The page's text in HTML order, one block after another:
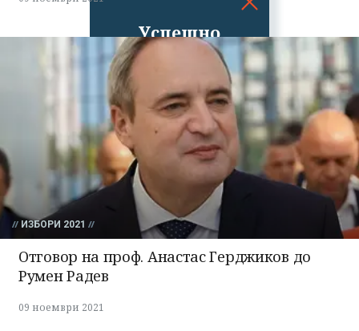
Успешно
излязохте от
профила си!
ИЗБОРИ 2021
Отговор на проф. Анастас Герджиков до
Румен Радев
09 ноември 2021